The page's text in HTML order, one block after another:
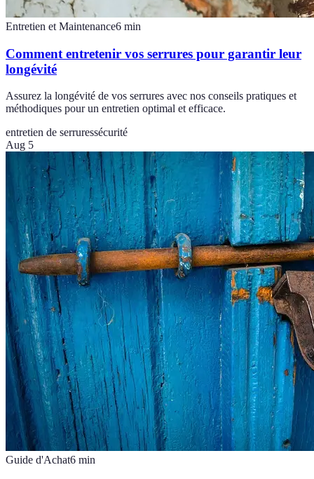
Entretien et Maintenance6 min
Comment entretenir vos serrures pour garantir leur
longévité
Assurez la longévité de vos serrures avec nos conseils pratiques et
méthodiques pour un entretien optimal et efficace.
entretien de serruressécurité
Aug 5
Guide d'Achat6 min